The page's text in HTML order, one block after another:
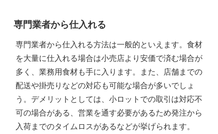
専門業者から仕入れる
専門業者から仕入れる方法は一般的といえます。食材
を大量に仕入れる場合は小売店より安価で済む場合が
多く、業務用食材も手に入ります。また、店舗までの
配送や掛売りなどの対応も可能な場合が多いでしょ
う。デメリットとしては、小ロットでの取引は対応不
可の場合がある、営業を通す必要があるため発注から
入荷までのタイムロスがあるなどが挙げられます。